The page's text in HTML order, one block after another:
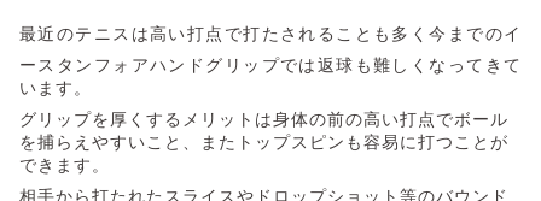
最近のテニスは高い打点で打たされることも多く今までのイ
ースタンフォアハンドグリップでは返球も難しくなってきて
います。
グリップを厚くするメリットは身体の前の高い打点でボール
を捕らえやすいこと、またトップスピンも容易に打つことが
できます。
相手から打たれたスライスやドロップショット等のバウンド